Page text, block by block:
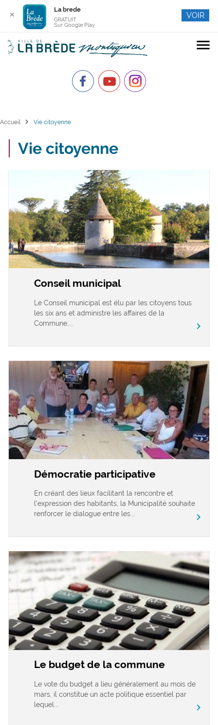
menu
Accueil chevron_right Vie citoyenne
Vie citoyenne
Conseil municipal
Le Conseil municipal est élu par les citoyens tous
les six ans et administre les affaires de la
Commune....
chevron_right
Démocratie participative
En créant des lieux facilitant la rencontre et
l’expression des habitants, la Municipalité souhaite
renforcer le dialogue entre les...
chevron_right
Le budget de la commune
Le vote du budget a lieu généralement au mois de
mars, il constitue un acte politique essentiel par
lequel...
chevron_right
✕
La brede
GRATUIT
Sur Google Play
VOIR